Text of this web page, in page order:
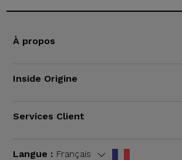
À propos
Inside Origine
Services Client
Langue : Français